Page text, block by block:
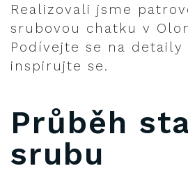
Realizovali jsme
srubovou chatku v
Podívejte se na detaily
inspirujte se.
Průběh
srubu